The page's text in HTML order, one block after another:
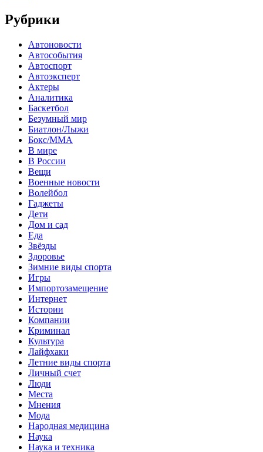
Рубрики
Автоновости
Автособытия
Автоспорт
Автоэксперт
Актеры
Аналитика
Баскетбол
Безумный мир
Биатлон/Лыжи
Бокс/MMA
В мире
В России
Вещи
Военные новости
Волейбол
Гаджеты
Дети
Дом и сад
Еда
Звёзды
Здоровье
Зимние виды спорта
Игры
Импортозамещение
Интернет
Истории
Компании
Криминал
Культура
Лайфхаки
Летние виды спорта
Личный счет
Люди
Места
Мнения
Мода
Народная медицина
Наука
Наука и техника